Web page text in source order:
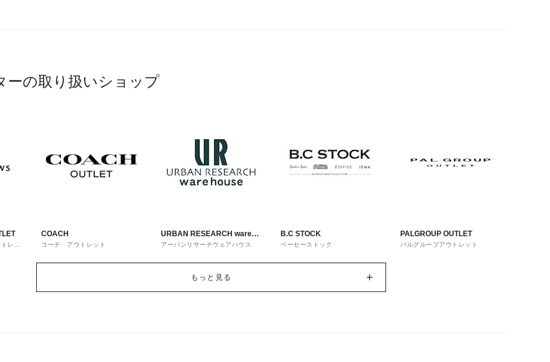
ーの取り扱いショップ
レッ
COACH
コーチ アウトレット
URBAN RESEARCH ware
house
アーバンリサーチウェアハウス
B.C STOCK
ベーセーストック
PALGROUP OUTLET
パルグループアウトレット
もっと見る